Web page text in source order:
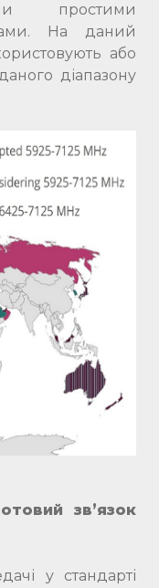
простими
На даний
або
діапазону
зв’язок
у стандарті